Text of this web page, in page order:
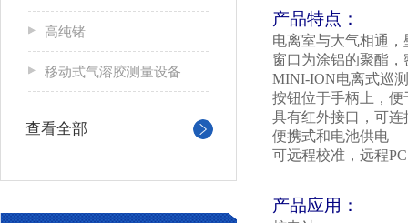
高纯锗
移动式气溶胶测量设备
查看全部
产品特点：
电离室与大气相通
窗口为涂铝的聚酯，
MINI-ION电离式巡
按钮位于手柄上，便
具有红外接口，可
便携式和电池供电
可远程校准，远程PC
产品应用：